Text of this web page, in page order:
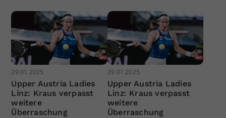
29.01.2025
Upper Austria Ladies
Linz: Kraus verpasst
weitere
Überraschung
29.01.2025
Upper Austria Ladies
Linz: Kraus verpasst
weitere
Überraschung